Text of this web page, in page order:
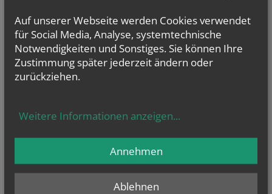
Wenn das Weizenkorn stirbt, bringt es reiche Frucht
Auf unserer Webseite werden Cookies verwendet
für Social Media, Analyse, systemtechnische
Notwendigkeiten und Sonstiges. Sie können Ihre
Zustimmung später jederzeit ändern oder
zurückziehen.
Weitere Informationen anzeigen...
Ablehnen
Annehmen